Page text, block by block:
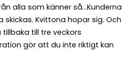
alla som känner så…Kunderna
skickas. Kvittona hopar sig. Och
till tre veckors
gör att du inte riktigt kan